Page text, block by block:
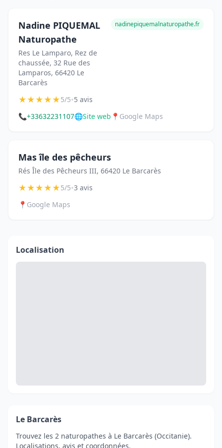
Nadine PIQUEMAL
Naturopathe
Res Le Lamparo, Rez de
chaussée, 32 Rue des
Lamparos, 66420 Le
Barcarès
nadinepiquemalnaturopathe.fr
★★★★★5/5•5 avis
📞+33632231107🌐Site web 📍 Google Maps
Mas île des pêcheurs
Rés Île des Pêcheurs III, 66420 Le Barcarès
★★★★★5/5•3 avis
📍 Google Maps
Localisation
Le Barcarès
Trouvez les 2 naturopathes à Le Barcarès (Occitanie).
Localisations, avis et coordonnées.